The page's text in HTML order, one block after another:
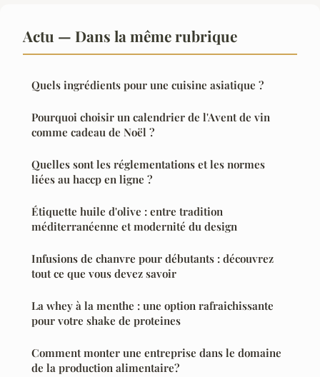
Actu — Dans la même rubrique
Quels ingrédients pour une cuisine asiatique ?
Pourquoi choisir un calendrier de l'Avent de vin
comme cadeau de Noël ?
Quelles sont les réglementations et les normes
liées au haccp en ligne ?
Étiquette huile d'olive : entre tradition
méditerranéenne et modernité du design
Infusions de chanvre pour débutants : découvrez
tout ce que vous devez savoir
La whey à la menthe : une option rafraichissante
pour votre shake de proteines
Comment monter une entreprise dans le domaine
de la production alimentaire?